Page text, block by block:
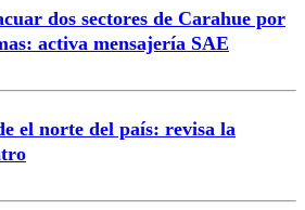
dos sectores de Carahue por
activa mensajería SAE
el norte del país: revisa la